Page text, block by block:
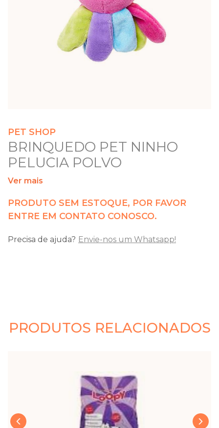
PET SHOP
BRINQUEDO PET NINHO
PELUCIA POLVO
Ver mais
PRODUTO SEM ESTOQUE, POR FAVOR
ENTRE EM CONTATO CONOSCO.
Precisa de ajuda? Envie-nos um Whatsapp!
PRODUTOS RELACIONADOS
‹ ›